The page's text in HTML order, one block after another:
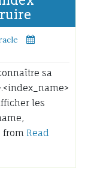
sa
les
from Read